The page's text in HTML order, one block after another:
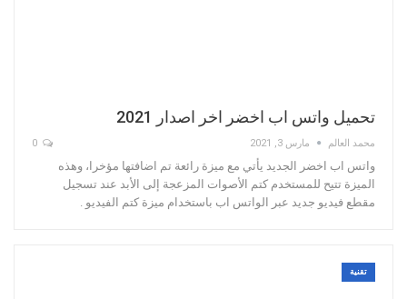
تحميل واتس اب اخضر اخر اصدار 2021
محمد العالم مارس 3, 2021
واتس اب اخضر الجديد يأتي مع ميزة رائعة تم اضافتها مؤخرا، وهذه
الميزة تتيح للمستخدم كتم الأصوات المزعجة إلى الأبد عند تسجيل
مقطع فيديو جديد عبر الواتس اب باستخدام ميزة كتم الفيديو .
تقنية